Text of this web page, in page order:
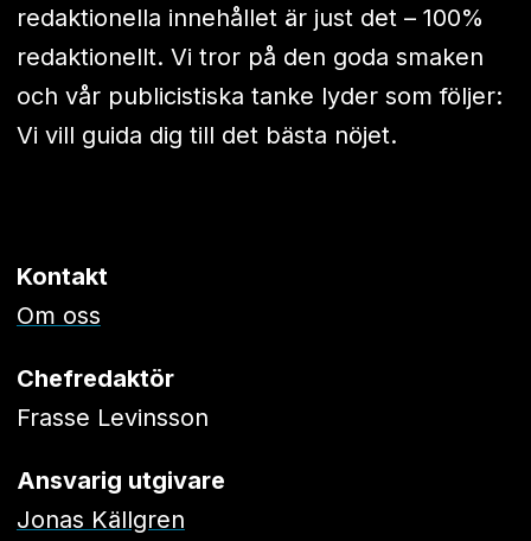
redaktionella innehållet är just det – 100%
redaktionellt. Vi tror på den goda smaken
och vår publicistiska tanke lyder som följer:
Vi vill guida dig till det bästa nöjet.
Kontakt
Om oss
Chefredaktör
Frasse Levinsson
Ansvarig utgivare
Jonas Källgren